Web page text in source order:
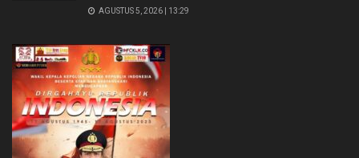
AGUSTUS 5, 2026 | 13:29